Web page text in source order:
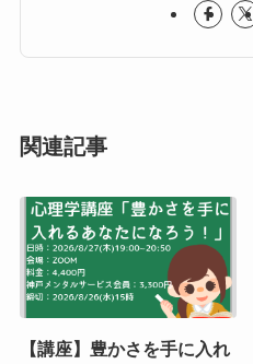
関連記事
【講座】豊かさを手に入れ